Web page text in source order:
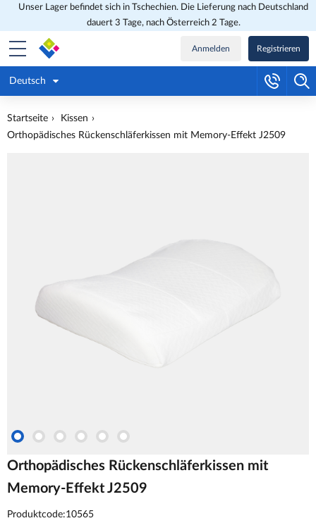
Unser Lager befindet sich in Tschechien. Die Lieferung nach Deutschland
dauert 3 Tage, nach Österreich 2 Tage.
Anmelden Registrieren
Deutsch
Startseite
Kissen
Orthopädisches Rückenschläferkissen mit Memory-Effekt J2509
Orthopädisches Rückenschläferkissen mit
Memory-Effekt J2509
Produktcode:10565